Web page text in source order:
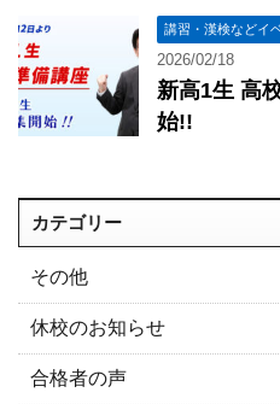
講習・漢検などイ
2026/02/18
新高1生 高
始!!
カテゴリー
その他
休校のお知らせ
合格者の声